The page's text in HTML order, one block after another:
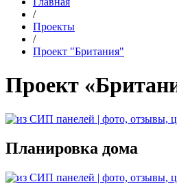
/
Проекты
/
Проект "Британия"
Проект
Планировка дома